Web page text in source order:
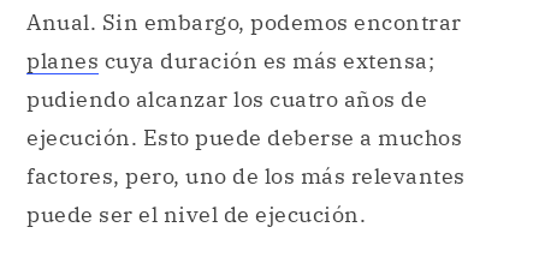
Anual. Sin embargo, podemos encontrar
planes cuya duración es más extensa;
pudiendo alcanzar los cuatro años de
ejecución. Esto puede deberse a muchos
factores, pero, uno de los más relevantes
puede ser el nivel de ejecución.